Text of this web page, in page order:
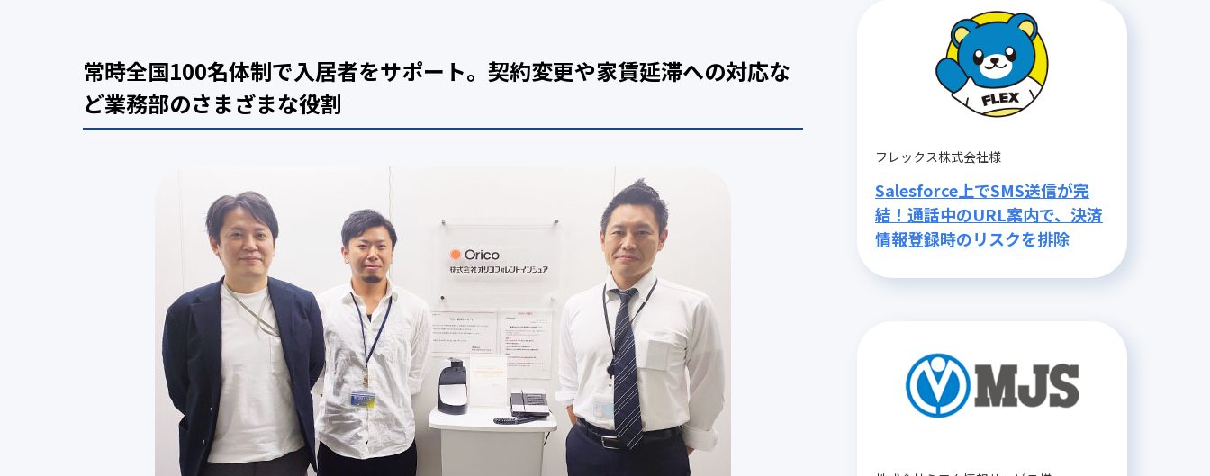
常時全国100名体制で入居者をサポート。契約変更や家賃延滞への対応な
ど業務部のさまざまな役割
フレックス株式会社様
Salesforce上でSMS送信が完
結！通話中のURL案内で、決済
情報登録時のリスクを排除